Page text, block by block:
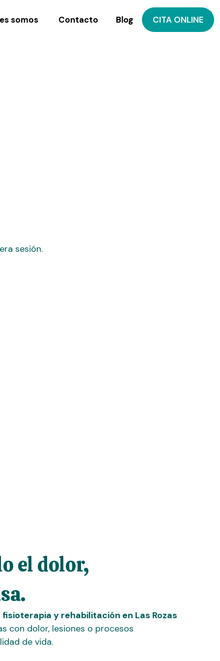
somos Contacto Blog CITA ONLINE
sesión.
el dolor,
fisioterapia y rehabilitación en Las Rozas
con dolor, lesiones o procesos
de vida.